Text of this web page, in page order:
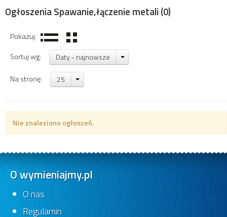
Ogłoszenia Spawanie,łączenie metali (0)
Pokazuj:
Sortuj wg:
Daty - najnowsze
Na stronę: 25
Nie znaleziono ogłoszeń.
O wymieniajmy.pl
O nas
Regulamin